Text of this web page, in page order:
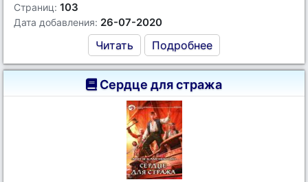
Страниц: 103
Дата добавления: 26-07-2020
Читать Подробнее
Сердце для стража